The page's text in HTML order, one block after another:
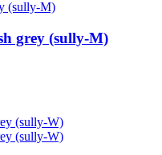
grey (sully-M)